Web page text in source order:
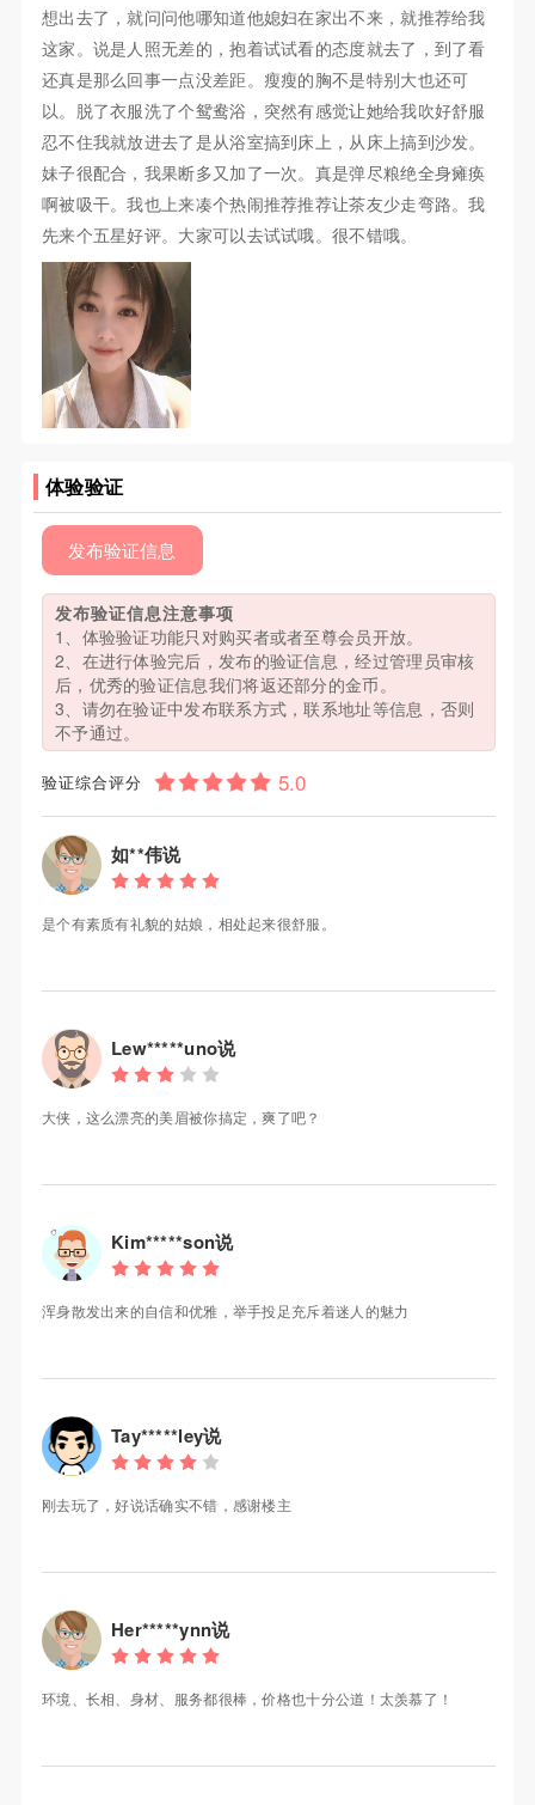
想出去了，就问问他哪知道他媳妇在家出不来，就推荐给我
这家。说是人照无差的，抱着试试看的态度就去了，到了看
还真是那么回事一点没差距。瘦瘦的胸不是特别大也还可
以。脱了衣服洗了个鸳鸯浴，突然有感觉让她给我吹好舒服
忍不住我就放进去了是从浴室搞到床上，从床上搞到沙发。
妹子很配合，我果断多又加了一次。真是弹尽粮绝全身瘫痪
啊被吸干。我也上来凑个热闹推荐推荐让茶友少走弯路。我
先来个五星好评。大家可以去试试哦。很不错哦。
体验验证
发布验证信息
发布验证信息注意事项
1、体验验证功能只对购买者或者至尊会员开放。
2、在进行体验完后，发布的验证信息，经过管理员审核
后，优秀的验证信息我们将返还部分的金币。
3、请勿在验证中发布联系方式，联系地址等信息，否则
不予通过。
验证综合评分
如**伟说
是个有素质有礼貌的姑娘，相处起来很舒服。
Lew*****uno说
大侠，这么漂亮的美眉被你搞定，爽了吧？
Kim*****son说
浑身散发出来的自信和优雅，举手投足充斥着迷人的魅力
Tay*****ley说
刚去玩了，好说话确实不错，感谢楼主
Her*****ynn说
环境、长相、身材、服务都很棒，价格也十分公道！太羡慕了！